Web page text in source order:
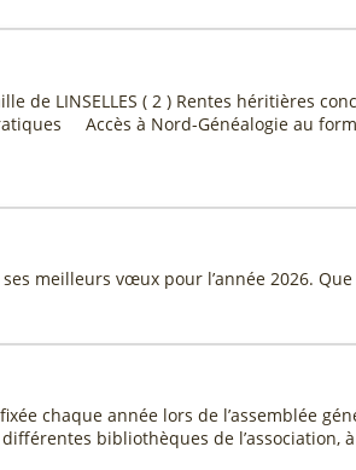
de LINSELLES ( 2 ) Rentes héritières
Accès à Nord-Généalogie au
meilleurs vœux pour l’année 2026.
chaque année lors de l’assemblée
bibliothèques de l’association,